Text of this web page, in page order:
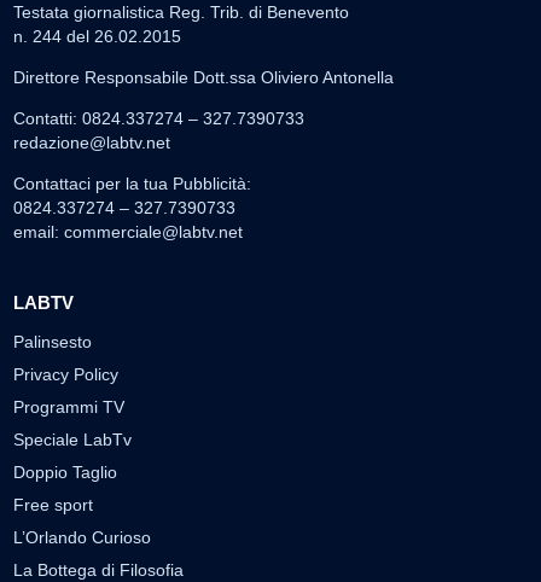
Testata giornalistica Reg. Trib. di Benevento
n. 244 del 26.02.2015
Direttore Responsabile Dott.ssa Oliviero Antonella
Contatti: 0824.337274 – 327.7390733
redazione@labtv.net
Contattaci per la tua Pubblicità:
0824.337274 – 327.7390733
email: commerciale@labtv.net
LABTV
Palinsesto
Privacy Policy
Programmi TV
Speciale LabTv
Doppio Taglio
Free sport
L’Orlando Curioso
La Bottega di Filosofia